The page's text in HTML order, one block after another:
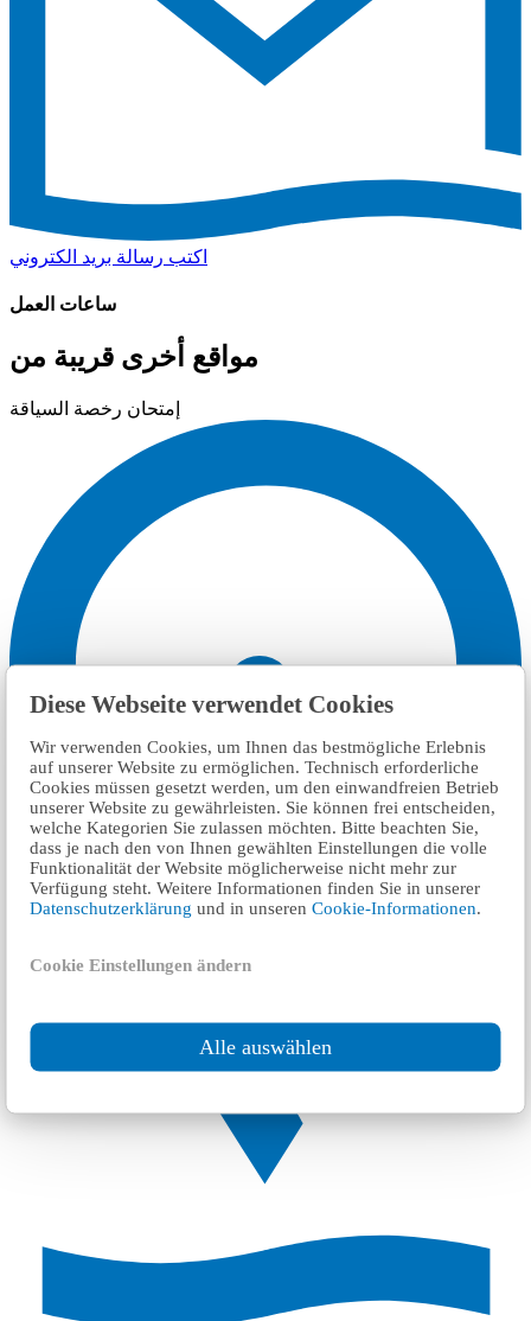
Diese Webseite verwendet Cookies
Wir verwenden Cookies, um Ihnen das bestmögliche Erlebnis
auf unserer Website zu ermöglichen. Technisch erforderliche
Cookies müssen gesetzt werden, um den einwandfreien Betrieb
unserer Website zu gewährleisten. Sie können frei entscheiden,
welche Kategorien Sie zulassen möchten. Bitte beachten Sie,
dass je nach den von Ihnen gewählten Einstellungen die volle
Funktionalität der Website möglicherweise nicht mehr zur
Verfügung steht. Weitere Informationen finden Sie in unserer
Datenschutzerklärungund in unserenCookie-Informationen
Cookie Einstellungen ändern
Alle auswählen
اكتب رسالة بريد الكتروني
ساعات العمل
مواقع أخرى قريبة من
إمتحان رخصة السياقة